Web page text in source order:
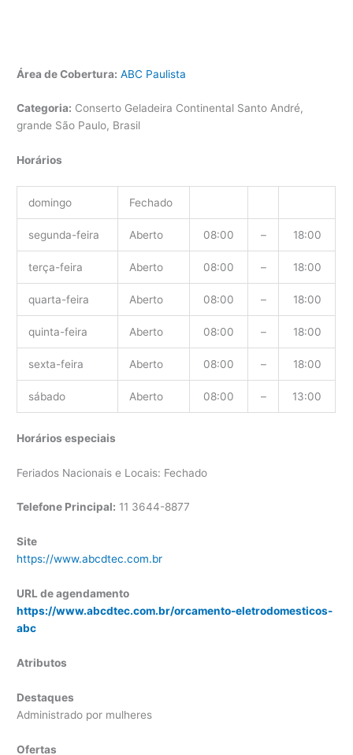
Área de Cobertura: ABC Paulista
Categoria: Conserto Geladeira Continental Santo André,
grande São Paulo, Brasil
Horários
domingo Fechado
segunda-feira Aberto 08:00 – 18:00
terça-feira Aberto 08:00 – 18:00
quarta-feira Aberto 08:00 – 18:00
quinta-feira Aberto 08:00 – 18:00
sexta-feira Aberto 08:00 – 18:00
sábado Aberto 08:00 – 13:00
Horários especiais
Feriados Nacionais e Locais: Fechado
Telefone Principal: 11 3644-8877
Site
https://www.abcdtec.com.br
URL de agendamento
https://www.abcdtec.com.br/orcamento-eletrodomesticos-
abc
Atributos
Destaques
Administrado por mulheres
Ofertas